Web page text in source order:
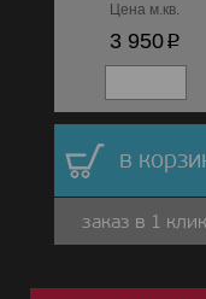
Цена м.кв.
3 950p
в
заказ в 1 клик